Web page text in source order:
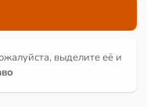
выделите её и